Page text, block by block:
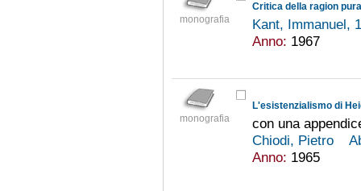
monografia
Critica della ragion pura
Kant, Immanuel,
Anno: 1967
monografia
L'esistenzialismo di
con una
Chiodi, Pietro
Anno: 1965